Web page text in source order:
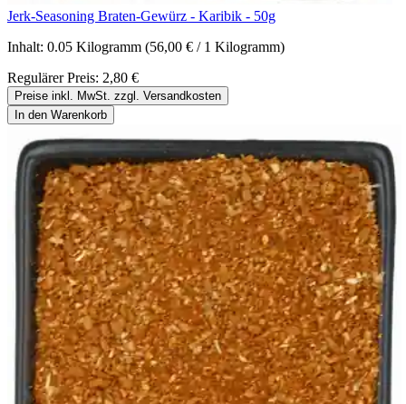
Jerk-Seasoning Braten-Gewürz - Karibik - 50g
Inhalt: 0.05 Kilogramm (56,00 € / 1 Kilogramm)
Regulärer Preis: 2,80 €
Preise inkl. MwSt. zzgl. Versandkosten
In den Warenkorb